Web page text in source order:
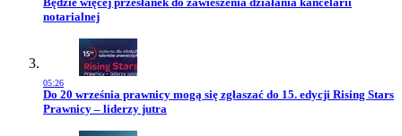
notarialnej
05:26
Przejdź do artykułu:
Do 20 września prawnicy mogą się zgłaszać do 15. edycji Rising Stars
Prawnicy – liderzy jutra